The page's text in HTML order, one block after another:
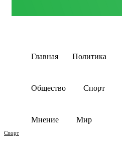
Главная Политика
Общество Спорт
Мнение Мир
Спорт